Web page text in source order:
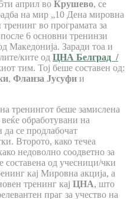
април во Крушево, се
на мир „10 Дена мировна
во програмата за
6 основни тренинзи
Македонија. Заради тоа и
ките од ЦНА Белград /
тим. Тој беше составен од:
, Фланза Јусуфи и
тренингот беше замислена
обработувани на
се продлабочат
Второто, како течеа
недоволно соодветно за
составена од учесници/чки
кај Мировна акција, а
тренинг кај ЦНА, што
праг за учество на